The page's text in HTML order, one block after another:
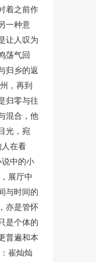
着之前作
一种意
让人叹为
荡气回
归乡的返
，再到
归零与往
混合，他
光，宛
在看
中的小
展厅中
与时间的
亦是管怀
是个体的
普遍和本
崔灿灿